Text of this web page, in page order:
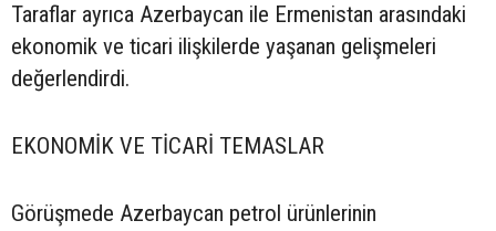
Taraflar ayrıca Azerbaycan ile Ermenistan arasındaki
ekonomik ve ticari ilişkilerde yaşanan gelişmeleri
değerlendirdi.
EKONOMİK VE TİCARİ TEMASLAR
Görüşmede Azerbaycan petrol ürünlerinin